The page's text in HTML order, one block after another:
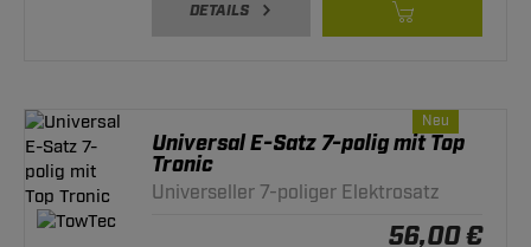
DETAILS
Neu
Universal E-Satz 7-polig mit Top
Tronic
Universeller 7-poliger Elektrosatz
56,00 €